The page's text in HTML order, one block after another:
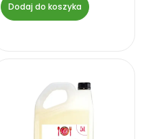
Dodaj do koszyka